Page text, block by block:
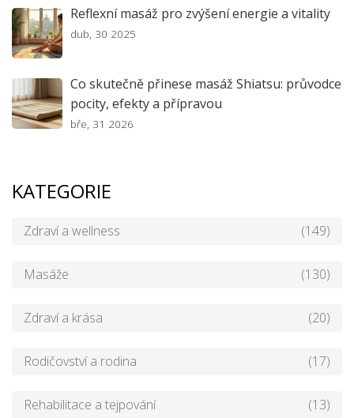
Reflexní masáž pro zvýšení energie a vitality
dub, 30 2025
Co skutečně přinese masáž Shiatsu: průvodce
pocity, efekty a přípravou
bře, 31 2026
KATEGORIE
Zdraví a wellness (149)
Masáže (130)
Zdraví a krása (20)
Rodičovství a rodina (17)
Rehabilitace a tejpování (13)